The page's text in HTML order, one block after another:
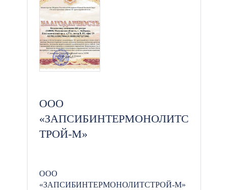
ООО
«ЗАПСИБИНТЕРМОНОЛИТС
ТРОЙ-М»
ООО
«ЗАПСИБИНТЕРМОНОЛИТСТРОЙ-М»